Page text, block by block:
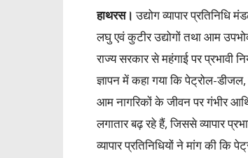
हाथरस। उद्योग व्यापार
लघु एवं कुटीर उद्योगों तथा आम
राज्य सरकार से महंगाई पर प्रभावी
ज्ञापन में कहा गया कि पेट्रोल-
आम नागरिकों के जीवन पर गंभीर
लगातार बढ़ रहे हैं, जिससे व्यापार
व्यापार प्रतिनिधियों ने मांग की